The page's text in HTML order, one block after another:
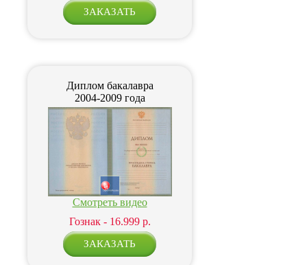
Диплом бакалавра
2004-2009 года
Смотреть видео
Гознак - 16.999 р.